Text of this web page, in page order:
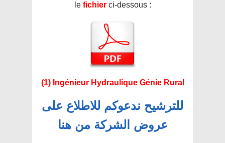
le fichier ci-dessous :
(1) Ingénieur Hydraulique Génie Rural
للترشيح ندعوكم للاطلاع على
عروض الشركة من هنا